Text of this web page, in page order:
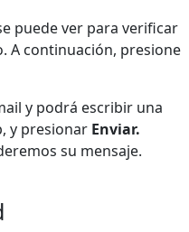
puede ver para verificar
A continuación, presione
y podrá escribir una
y presionar Enviar.
su mensaje.